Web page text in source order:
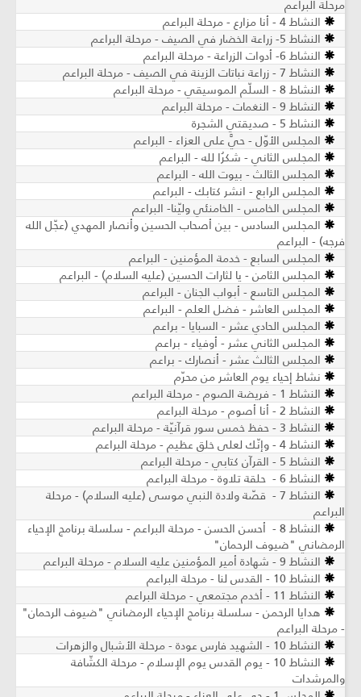
مرحلة البراعم
النشاط 4 - أنا مزارع - مرحلة البراعم
النشاط 5- زراعة الخضار في الصيف - مرحلة البراعم
النشاط 6- أدوات الزراعة - مرحلة البراعم
النشاط 7 - زراعة نباتات الزينة في الصيف ​- مرحلة البراعم
النشاط 8 - السلّم الموسيقي - مرحلة البراعم
النشاط 9 - النغمات - مرحلة البراعم
النشاط 5 - صديقتي الشجرة
المجلس الأوّل - حيَّ على العزاء - البراعم
المجلس الثاني - شكرُا لله - البراعم
المجلس الثالث - بيوت الله - البراعم
المجلس الرابع - انشر كتابك - البراعم
المجلس الخامس - الخامنئي وليّنا- البراعم
المجلس السادس - بين أصحاب الحسين وأنصار المهدي (عجّل الله
فرجه) - البراعم
المجلس السابع - خدمة المؤمنين - البراعم
المجلس الثامن - يا لثارات الحسين (عليه السلام) - البراعم
المجلس التاسع - أبواب الجنان - البراعم
المجلس العاشر - فضل العلم - البراعم
المجلس الحادي عشر - السبايا - براعم
المجلس الثاني عشر - أوفياء - براعم
المجلس الثالث عشر - أنصارك - براعم
نشاط إحياء يوم العاشر من محرّم
النشاط 1 - فريضة الصوم - مرحلة البراعم
النشاط 2 - أنا أصوم - مرحلة البراعم
النشاط 3 - حفظ خمس سور قرآنيّة - مرحلة البراعم
النشاط 4 - وإنّك لعلى خلق عظيم - مرحلة البراعم
النشاط 5 - القرآن كتابي - مرحلة البراعم
النشاط 6 - حلقة تلاوة - مرحلة البراعم
النشاط 7 - قصّة ولادة النبي موسى (عليه السلام) - مرحلة
البراعم
النشاط 8 - أحسن الحسن - مرحلة البراعم - سلسلة برنامج الإحياء
الرمضاني "ضيوف الرحمان"
النشاط 9 - شهادة أمير المؤمنين عليه السلام - مرحلة البراعم
النشاط 10 - القدس لنا - مرحلة البراعم
النشاط 11 - أخدم مجتمعي - مرحلة البراعم
هدايا الرحمن - سلسلة برنامج الإحياء الرمضاني "ضيوف الرحمان"
- مرحلة البراعم
النشاط 10 - الشهيد فارس عودة - مرحلة الأشبال والزهرات
النشاط 10 - يوم القدس يوم الإسلام - مرحلة الكشّافة
والمرشدات